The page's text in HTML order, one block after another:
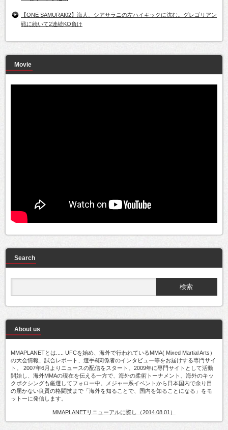
【ONE SAMURAI02】海人、シアサラニの左ハイキックに沈む。グレゴリアン
戦に続いて2連続KO負け
Movie
Search
About us
MMAPLANETとは..... UFCを始め、海外で行われているMMA( Mixed Martial Arts）
の大会情報、試合レポート、選手&関係者のインタビュー等をお届けする専門サイ
ト。 2007年6月よりニュースの配信をスタート。2009年に専門サイトとして活動
開始し、海外MMAの現在を伝える一方で、海外の柔術トーナメント、海外のキッ
クボクシングも厳選してフォロー中。メジャー系イベントから日本国内で余り目
の届かない良質の格闘技まで「海外を知ることで、国内を知ることになる」をモ
ットーに発信します。
MMAPLANETリニューアルに際し（2014.08.01）